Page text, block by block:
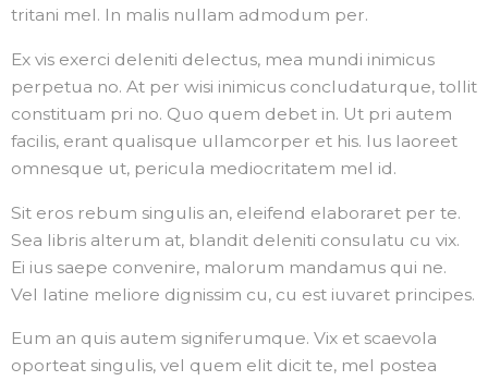
tritani mel. In malis nullam admodum per.
Ex vis exerci deleniti delectus, mea mundi inimicus
perpetua no. At per wisi inimicus concludaturque, tollit
constituam pri no. Quo quem debet in. Ut pri autem
facilis, erant qualisque ullamcorper et his. Ius laoreet
omnesque ut, pericula mediocritatem mel id.
Sit eros rebum singulis an, eleifend elaboraret per te.
Sea libris alterum at, blandit deleniti consulatu cu vix.
Ei ius saepe convenire, malorum mandamus qui ne.
Vel latine meliore dignissim cu, cu est iuvaret principes.
Eum an quis autem signiferumque. Vix et scaevola
oporteat singulis, vel quem elit dicit te, mel postea